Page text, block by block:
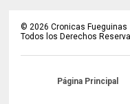
© 2026 Cronicas Fueguinas
Todos los Derechos
Página Principal